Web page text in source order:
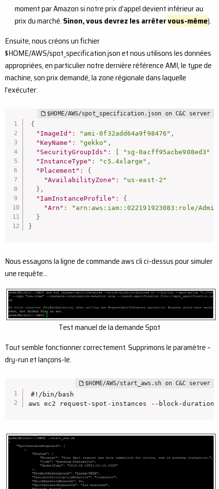
moment par Amazon si notre prix d’appel devient inférieur au
prix du marché. Sinon, vous devrez les arrêtervous-même).
Ensuite, nous créons un fichier
$HOME/AWS/spot_specification.json et nous utilisons les données
appropriées, en particulier notre dernière référence AMI, le type de
machine, son prix demandé, la zone régionale dans laquelle
l’exécuter:
{
"ImageId" : "ami-0f32add64a9f98476" ,
"KeyName" : "gekko" ,
"SecurityGroupIds" : "sg-0acff95acbe908ed3"
"InstanceType" : "c5.4xlarge" ,
"Placement" :
{
"AvailabilityZone" :
"us-east-2"
} ,
"IamInstanceProfile" :
{
"Arn" :
"arn:aws:iam::022191923083:role/
}
}
Nous essayons la ligne de commande aws cli ci-dessus pour simuler
une requête…
Test manuel de la demande Spot
Tout semble fonctionner correctement. Supprimons le paramètre –
dry-run et lançons-le.
#!/bin/bash
aws ec2 request-spot-instances --block-